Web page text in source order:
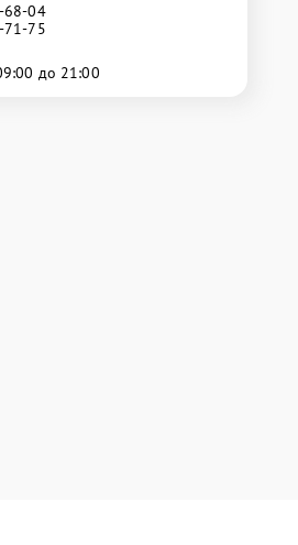
68-04
71-75
до 21:00